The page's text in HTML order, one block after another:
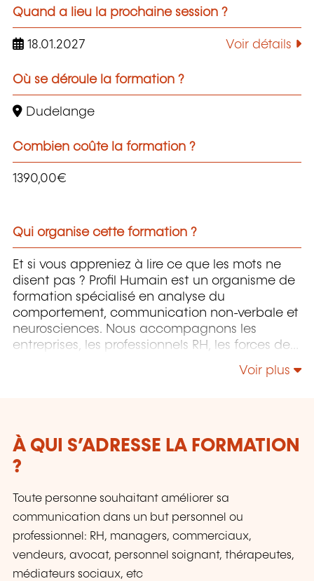
Quand a lieu la prochaine session ?
18.01.2027 Voir détails
Où se déroule la formation ?
Dudelange
Combien coûte la formation ?
1390,00€
Qui organise cette formation ?
Et si vous appreniez à lire ce que les mots ne
disent pas ? Profil Humain est un organisme de
formation spécialisé en analyse du
comportement, communication non-verbale et
neurosciences. Nous accompagnons les
entreprises, les professionnels RH, les forces de
l’ordre, les managers et les communicants dans
rôle, cas pratiques, serious games... Tout est
pensé pour développer une lecture fine et
objective du comportement humain. Grâce à
une approche scientifique et une pédagogie
immersive, vous apprendrez à décoder les
signaux faibles, renforcer vos entretiens,
anticiper les tensions et améliorer la qualité de
vos interactions. Apprenez à observer.
Comprenez mieux. Agissez avec justesse.
Voir plus
À QUI S’ADRESSE LA FORMATION
?
Toute personne souhaitant améliorer sa
communication dans un but personnel ou
professionnel: RH, managers, commerciaux,
vendeurs, avocat, personnel soignant, thérapeutes,
médiateurs sociaux, etc